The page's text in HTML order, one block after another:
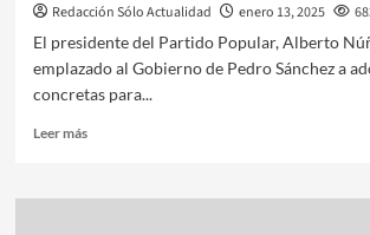
Redacción Sólo Actualidad enero 13, 2025
El presidente del Partido Popular, Alberto
emplazado al Gobierno de Pedro Sánchez a
concretas para...
Leer más